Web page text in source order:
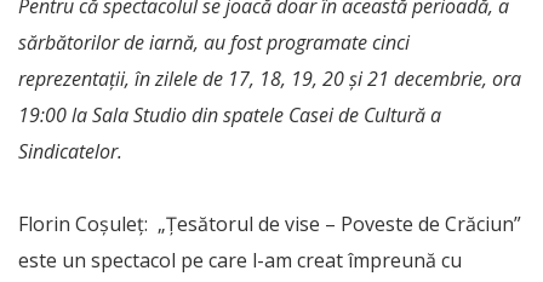
Pentru că spectacolul se joacă doar în această perioadă, a
sărbătorilor de iarnă, au fost programate cinci
reprezentaţii, în zilele de 17, 18, 19, 20 şi 21 decembrie, ora
19:00 la Sala Studio din spatele Casei de Cultură a
Sindicatelor.
Florin Coşuleţ: „Ţesătorul de vise – Poveste de Crăciun”
este un spectacol pe care l-am creat împreună cu